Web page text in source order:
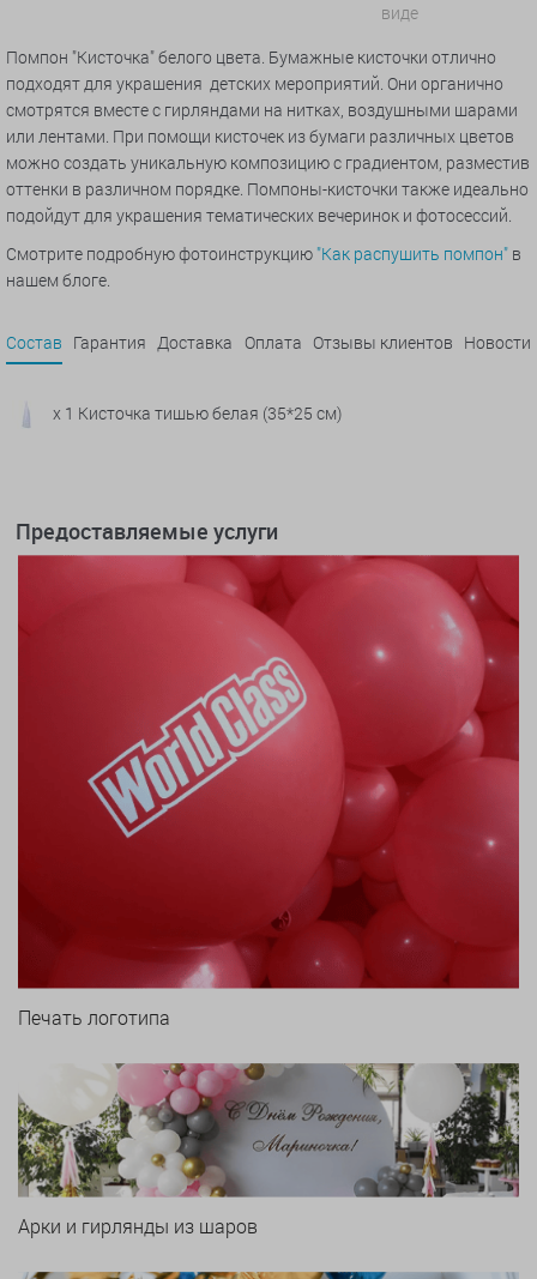
виде
Помпон "Кисточка" белого цвета. Бумажные кисточки отлично
подходят для украшения детских мероприятий. Они органично
смотрятся вместе с гирляндами на нитках, воздушными шарами
или лентами. При помощи кисточек из бумаги различных цветов
можно создать уникальную композицию с градиентом, разместив
оттенки в различном порядке. Помпоны-кисточки также идеально
подойдут для украшения тематических вечеринок и фотосессий.
Смотрите подробную фотоинструкцию "Как распушить помпон" в
нашем блоге.
Состав Гарантия Доставка Оплата Отзывы клиентов Новости
x 1 Кисточка тишью белая (35*25 см)
Предоставляемые услуги
Печать логотипа
Арки и гирлянды из шаров